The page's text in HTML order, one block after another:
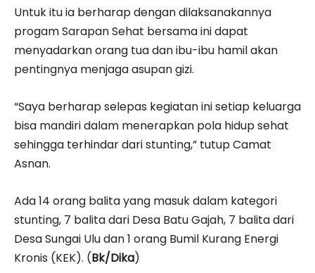
Untuk itu ia berharap dengan dilaksanakannya
progam Sarapan Sehat bersama ini dapat
menyadarkan orang tua dan ibu-ibu hamil akan
pentingnya menjaga asupan gizi.
“Saya berharap selepas kegiatan ini setiap keluarga
bisa mandiri dalam menerapkan pola hidup sehat
sehingga terhindar dari stunting,” tutup Camat
Asnan.
Ada 14 orang balita yang masuk dalam kategori
stunting, 7 balita dari Desa Batu Gajah, 7 balita dari
Desa Sungai Ulu dan 1 orang Bumil Kurang Energi
Kronis (KEK). (Bk/Dika)